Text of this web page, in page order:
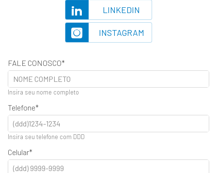
LINKEDIN
INSTAGRAM
FALE CONOSCO
Insira seu nome completo
Telefone
Insira seu telefone com DDD
Celular